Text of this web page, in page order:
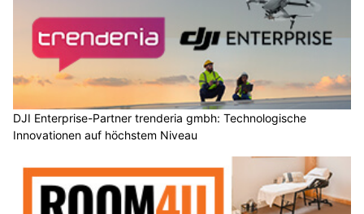
DJI Enterprise-Partner trenderia gmbh: Technologische
Innovationen auf höchstem Niveau